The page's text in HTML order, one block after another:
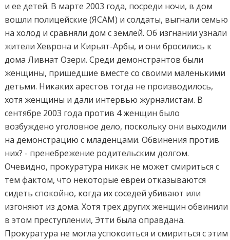
и ее детей. В марте 2003 года, посреди ночи, в дом
вошли полицейские (ЯСАМ) и солдаты, выгнали семью
на холод и сравняли дом с землей. Об изгнании узнали
жители Хеврона и Кирьят-Арбы, и они бросились к
дома Ливнат Озери. Среди демонстрантов были
женщины, пришедшие вместе со своими маленькими
детьми. Никаких арестов тогда не производилось,
хотя женщины и дали интервью журналистам. В
сентябре 2003 года против 4 женщин было
возбуждено уголовное дело, поскольку они выходили
на демонстрацию с младенцами. Обвинения против
них? - пренебрежение родительским долгом.
Очевидно, прокуратура никак не может смириться с
тем фактом, что некоторые евреи отказываются
сидеть спокойно, когда их соседей убивают или
изгоняют из дома. Хотя трех других женщин обвинили
в этом преступлении, Этти была оправдана.
Прокуратура не могла успокоиться и смириться с этим